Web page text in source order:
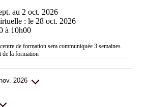
au 2 oct. 2026
: le 28 oct. 2026
à 10h00
de formation sera communiquée 3 semaines
de la formation
2026